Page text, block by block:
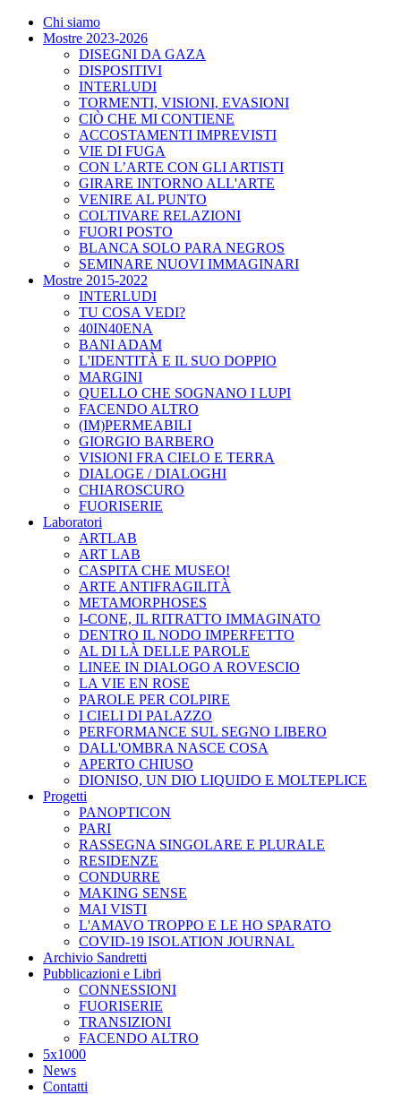
Chi siamo
Mostre 2023-2026
DISEGNI DA GAZA
DISPOSITIVI
INTERLUDI
TORMENTI, VISIONI, EVASIONI
CIÒ CHE MI CONTIENE
ACCOSTAMENTI IMPREVISTI
VIE DI FUGA
CON L’ARTE CON GLI ARTISTI
GIRARE INTORNO ALL'ARTE
VENIRE AL PUNTO
COLTIVARE RELAZIONI
FUORI POSTO
BLANCA SOLO PARA NEGROS
SEMINARE NUOVI IMMAGINARI
Mostre 2015-2022
INTERLUDI
TU COSA VEDI?
40IN40ENA
BANI ADAM
L'IDENTITÀ E IL SUO DOPPIO
MARGINI
QUELLO CHE SOGNANO I LUPI
FACENDO ALTRO
(IM)PERMEABILI
GIORGIO BARBERO
VISIONI FRA CIELO E TERRA
DIALOGE / DIALOGHI
CHIAROSCURO
FUORISERIE
Laboratori
ARTLAB
ART LAB
CASPITA CHE MUSEO!
ARTE ANTIFRAGILITÀ
METAMORPHOSES
I-CONE, IL RITRATTO IMMAGINATO
DENTRO IL NODO IMPERFETTO
AL DI LÀ DELLE PAROLE
LINEE IN DIALOGO A ROVESCIO
LA VIE EN ROSE
PAROLE PER COLPIRE
I CIELI DI PALAZZO
PERFORMANCE SUL SEGNO LIBERO
DALL'OMBRA NASCE COSA
APERTO CHIUSO
DIONISO, UN DIO LIQUIDO E MOLTEPLICE
Progetti
PANOPTICON
PARI
RASSEGNA SINGOLARE E PLURALE
RESIDENZE
CONDURRE
MAKING SENSE
MAI VISTI
L'AMAVO TROPPO E LE HO SPARATO
COVID-19 ISOLATION JOURNAL
Archivio Sandretti
Pubblicazioni e Libri
CONNESSIONI
FUORISERIE
TRANSIZIONI
FACENDO ALTRO
5x1000
News
Contatti